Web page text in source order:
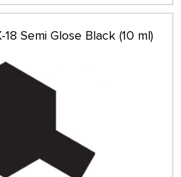
Semi Glose Black (10 ml)